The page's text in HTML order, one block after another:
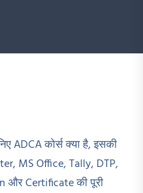
ADCA कोर्स क्या है, इसकी
MS Office, Tally, DTP,
और Certificate की पूरी